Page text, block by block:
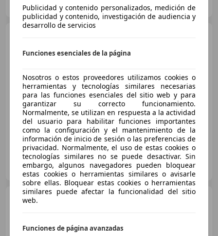
ES-28320 PINTO
€ 23.730
Sin comparación
- (Año) - km Gasolina 107 kW (145 CV)
CITROEN ALCALA 534 TORREJON
ES-28027 MADRID
Publicidad y contenido personalizados, medición de
publicidad y contenido, investigación de audiencia y
desarrollo de servicios
Funciones esenciales de la página
Nosotros o estos proveedores utilizamos cookies o
herramientas y tecnologías similares necesarias
para las funciones esenciales del sitio web y para
garantizar su correcto funcionamiento.
Normalmente, se utilizan en respuesta a la actividad
del usuario para habilitar funciones importantes
como la configuración y el mantenimiento de la
información de inicio de sesión o las preferencias de
privacidad. Normalmente, el uso de estas cookies o
tecnologías similares no se puede desactivar. Sin
embargo, algunos navegadores pueden bloquear
estas cookies o herramientas similares o avisarle
sobre ellas. Bloquear estas cookies o herramientas
similares puede afectar la funcionalidad del sitio
web.
Funciones de página avanzadas